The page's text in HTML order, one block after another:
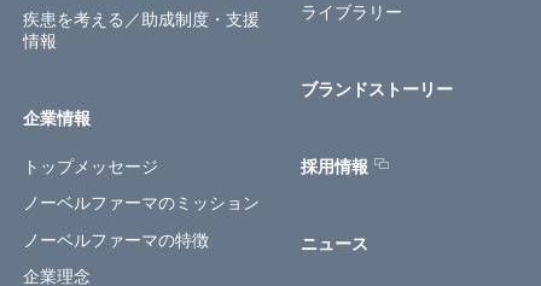
疾患を考える／助成制度・支援
情報
企業情報
トップメッセージ
ノーベルファーマのミッション
ノーベルファーマの特徴
企業理念
ライブラリー
ブランドストーリー
採用情報
ニュース